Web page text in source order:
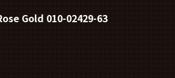
Gold 010-02429-63